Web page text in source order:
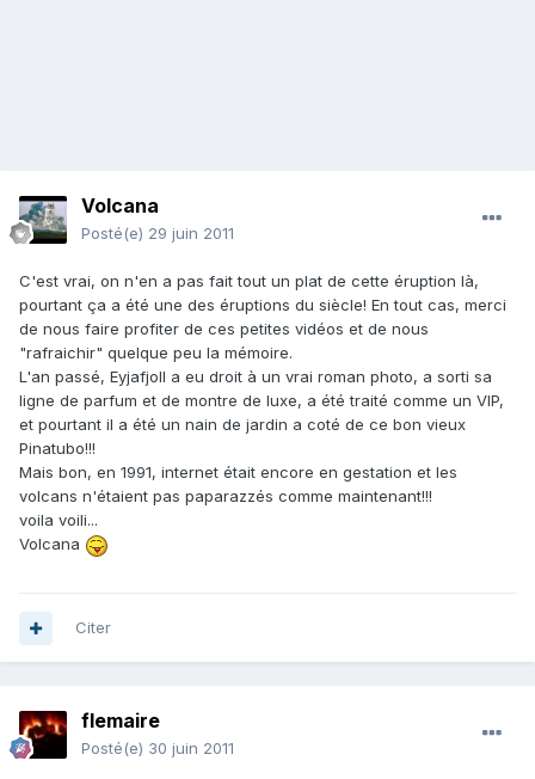
Volcana
Posté(e) 29 juin 2011
C'est vrai, on n'en a pas fait tout un plat de cette éruption là,
pourtant ça a été une des éruptions du siècle! En tout cas, merci
de nous faire profiter de ces petites vidéos et de nous
"rafraichir" quelque peu la mémoire.
L'an passé, Eyjafjoll a eu droit à un vrai roman photo, a sorti sa
ligne de parfum et de montre de luxe, a été traité comme un VIP,
et pourtant il a été un nain de jardin a coté de ce bon vieux
Pinatubo!!!
Mais bon, en 1991, internet était encore en gestation et les
volcans n'étaient pas paparazzés comme maintenant!!!
voila voili...
Volcana
Citer
flemaire
Posté(e) 30 juin 2011